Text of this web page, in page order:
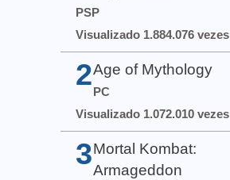
PSP
Visualizado 1.884.076 vezes
2Age of Mythology
PC
Visualizado 1.072.010 vezes
3 Mortal Kombat:
Armageddon